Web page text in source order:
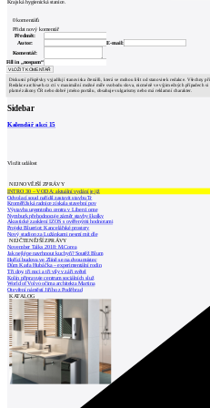
Krajská hygienická stanice.
0komentářů
Přidat nový komentář
Předmět:
Autor:
E-mail:
Komentář:
Fill in „nospam“
Diskusní příspěvky vyjadřují stanoviska čtenářů, která se mohou lišit od stanovisek redakce. Všechny
Redakce archiweb.cz ctí v maximální možné míře svobodu slova, nicméně ve výjimečných případech
platné zákony ČR nebo dobré jméno portálu, obsahuje vulgarismy nebo má reklamní charakter.
Sidebar
Kalendář akcí 15
Vložit událost
NEJNOVĚJŠÍ ZPRÁVY
INTRO 30 – VODA: aktuální vydání je již
Odvolací soud nařídil zastavit stavbu Tr
Kroměřížská radnice získala stavební pov
Výstavba urgentního centra v Liberci ome
Nymburk přehodnocuje záměr stavby školky
Akustické zasklení IZOS s ověřenými hodnotami
Projekt Blueriot: Kancelářské prostory
Nový stadion za Lužánkami nesmí mít dle
NEJČTENĚJŠÍ ZPRÁVY
November Talks 2018: M.Corea
Jak nejlépe navrhnout kuchyň? Soutěž Blum
Hořící budova ve Zlíně se na dvou místec
Dům Karla Hubáčka – experimentální rodin
Tři dny, tři noci a tři vily v záři světel
Kolín připravuje centrum sociálních služ
World of Volvo očima architekta Martina
Otevření náměstí Jiřího z Poděbrad
KATALOG